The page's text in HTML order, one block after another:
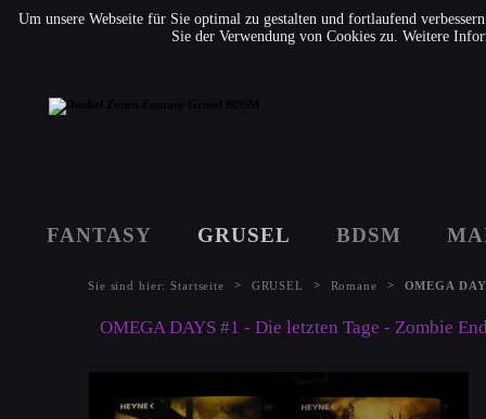
Um unsere Webseite für Sie optimal zu gestalten und fortlaufend
Sie der Verwendung von Cookies zu. Weitere
FANTASY GRUSEL BDSM
Sie sind hier:Startseite > GRUSEL > Romane > OMEGA
OMEGA DAYS #1 - Die letzten Tage - Zombie